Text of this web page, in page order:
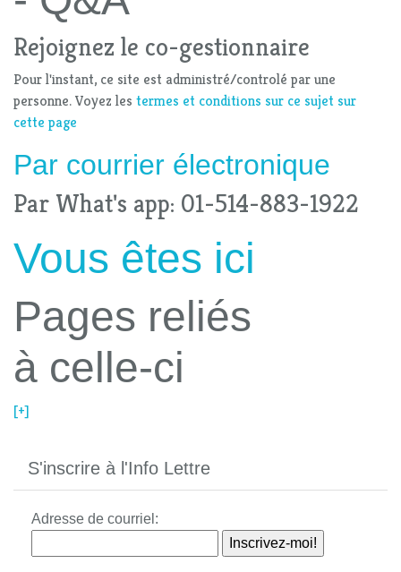
Rejoignez le co-gestionnaire
Pour l'instant, ce site est administré/controlé par une
personne. Voyez les termes et conditions sur ce sujet sur
cette page
Par courrier électronique
Par What's app: 01-514-883-1922
Vous êtes ici
Pages reliés
à celle-ci
[+]
S'inscrire à l'Info Lettre
Adresse de courriel: